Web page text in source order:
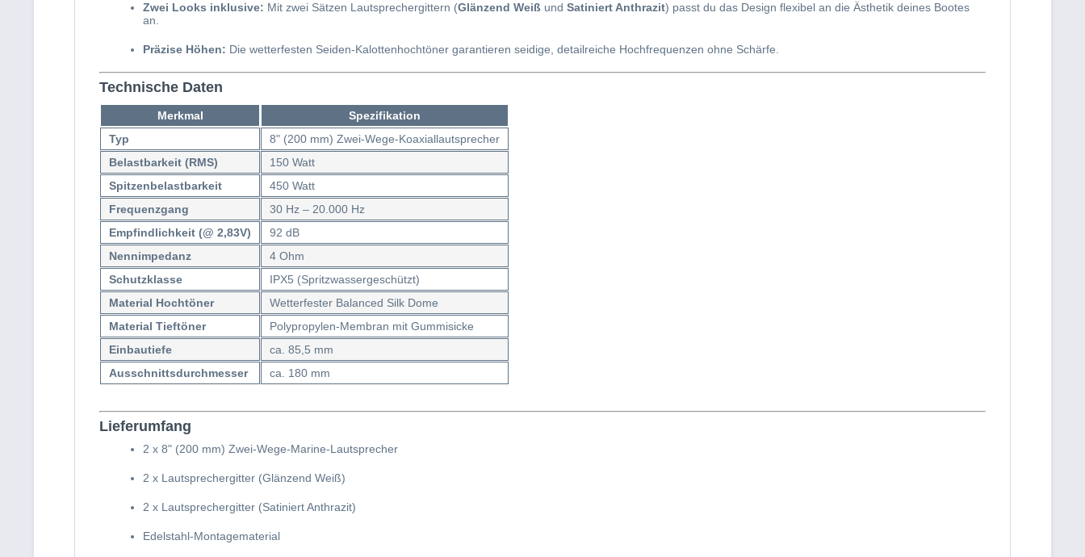
Zwei Looks inklusive: Mit zwei Sätzen Lautsprechergittern (Glänzend Weiß und Satiniert Anthrazit) passt du das Design flexibel an die Ästhetik deines Bootes
an.
Präzise Höhen: Die wetterfesten Seiden-Kalottenhochtöner garantieren seidige, detailreiche Hochfrequenzen ohne Schärfe.
Technische Daten
Merkmal
Spezifikation
Typ
8" (200 mm) Zwei-Wege-Koaxiallautsprecher
Belastbarkeit (RMS)
150 Watt
Spitzenbelastbarkeit
450 Watt
Frequenzgang
30 Hz – 20.000 Hz
Empfindlichkeit (@ 2,83V)
92 dB
Nennimpedanz
4 Ohm
Schutzklasse
IPX5 (Spritzwassergeschützt)
Material Hochtöner
Wetterfester Balanced Silk Dome
Material Tieftöner
Polypropylen-Membran mit Gummisicke
Einbautiefe
ca. 85,5 mm
Ausschnittsdurchmesser
ca. 180 mm
Lieferumfang
2 x 8" (200 mm) Zwei-Wege-Marine-Lautsprecher
2 x Lautsprechergitter (Glänzend Weiß)
2 x Lautsprechergitter (Satiniert Anthrazit)
Edelstahl-Montagematerial